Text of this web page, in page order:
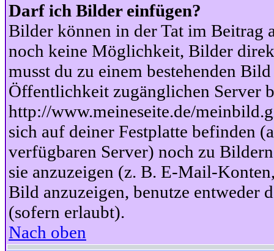
Darf ich Bilder einfügen?
Bilder können in der Tat im Beitrag
noch keine Möglichkeit, Bilder
musst du zu einem bestehenden
Öffentlichkeit zugänglichen Server
http://www.meineseite.de/
sich auf deiner Festplatte befinden
verfügbaren Server) noch zu
sie anzuzeigen (z. B. E-Mail-
Bild anzuzeigen, benutze
(sofern erlaubt).
Nach oben